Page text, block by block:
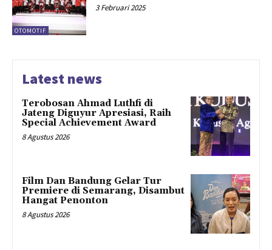
OTOMOTIF
3 Februari 2025
Latest news
Terobosan Ahmad Luthfi di
Jateng Diguyur Apresiasi, Raih
Special Achievement Award
8 Agustus 2026
Film Dan Bandung Gelar Tur
Premiere di Semarang, Disambut
Hangat Penonton
8 Agustus 2026